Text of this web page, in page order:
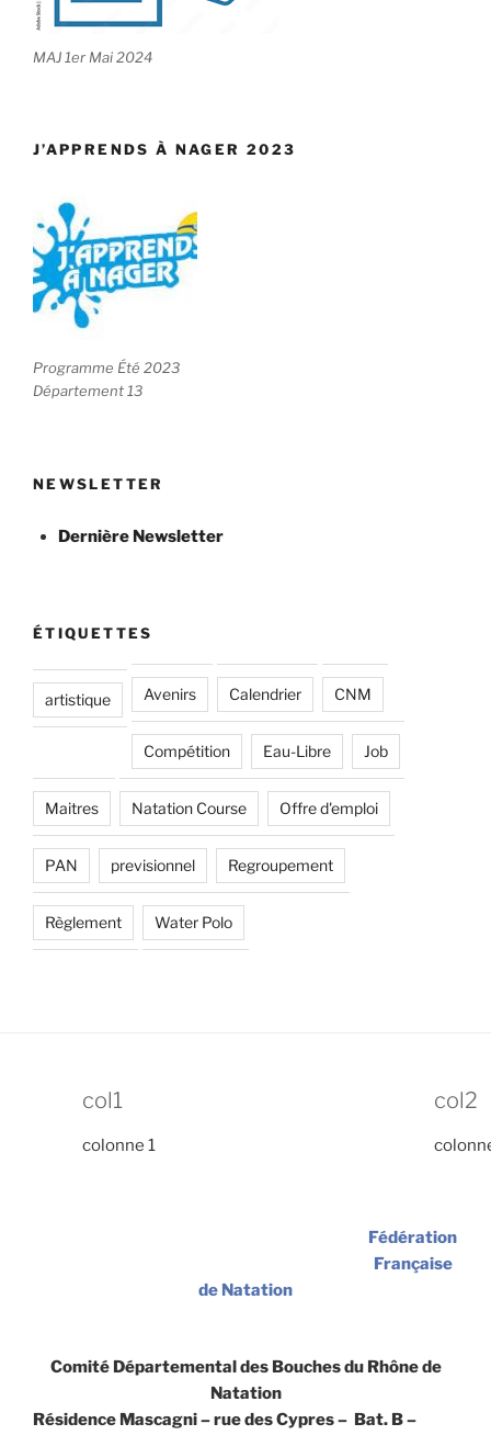
MAJ 1er Mai 2024
J’APPRENDS À NAGER 2023
Programme Été 2023
Département 13
NEWSLETTER
Dernière Newsletter
ÉTIQUETTES
artistique Avenirs Calendrier CNM
Compétition Eau-Libre Job
Maitres Natation Course Offre d'emploi
PAN previsionnel Regroupement
Règlement Water Polo
col1
colonne 1
col2
Fédération
Française
de Natation
Comité Départemental des Bouches du Rhône de
Natation
Résidence Mascagni – rue des Cypres – Bat. B –